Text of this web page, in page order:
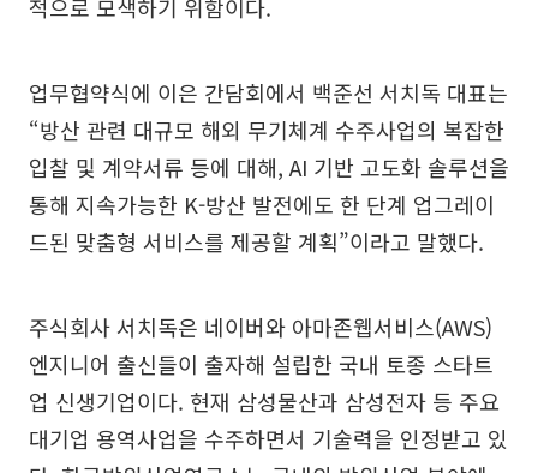
적으로 모색하기 위함이다.
업무협약식에 이은 간담회에서 백준선 서치독 대표는
“방산 관련 대규모 해외 무기체계 수주사업의 복잡한
입찰 및 계약서류 등에 대해, AI 기반 고도화 솔루션을
통해 지속가능한 K-방산 발전에도 한 단계 업그레이
드된 맞춤형 서비스를 제공할 계획”이라고 말했다.
주식회사 서치독은 네이버와 아마존웹서비스(AWS)
엔지니어 출신들이 출자해 설립한 국내 토종 스타트
업 신생기업이다. 현재 삼성물산과 삼성전자 등 주요
대기업 용역사업을 수주하면서 기술력을 인정받고 있